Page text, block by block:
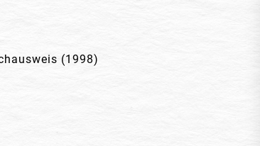
(1998)